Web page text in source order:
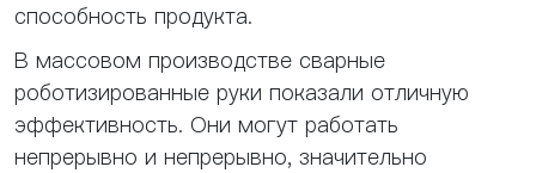
способность продукта.
В массовом производстве сварные
роботизированные руки показали отличную
эффективность. Они могут работать
непрерывно и непрерывно, значительно